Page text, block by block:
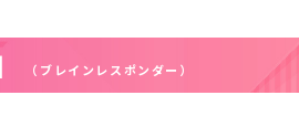
（ブレインレスポンダー）